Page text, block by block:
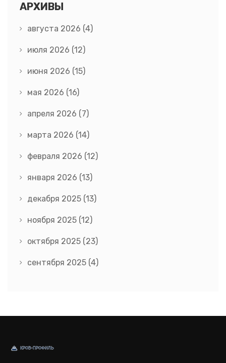
АРХИВЫ
августа 2026 (4)
июля 2026 (12)
июня 2026 (15)
мая 2026 (16)
апреля 2026 (7)
марта 2026 (14)
февраля 2026 (12)
января 2026 (13)
декабря 2025 (13)
ноября 2025 (12)
октября 2025 (23)
сентября 2025 (4)